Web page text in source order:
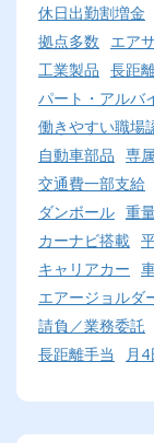
休日出勤割増金
拠点多数
エア
工業製品 長距
パート・アルバ
働きやすい職場
自動車部品 専
交通費一部支給
ダンボール 重
カーナビ搭載
キャリアカー
エアージョルダ
請負／業務委託
長距離手当
月